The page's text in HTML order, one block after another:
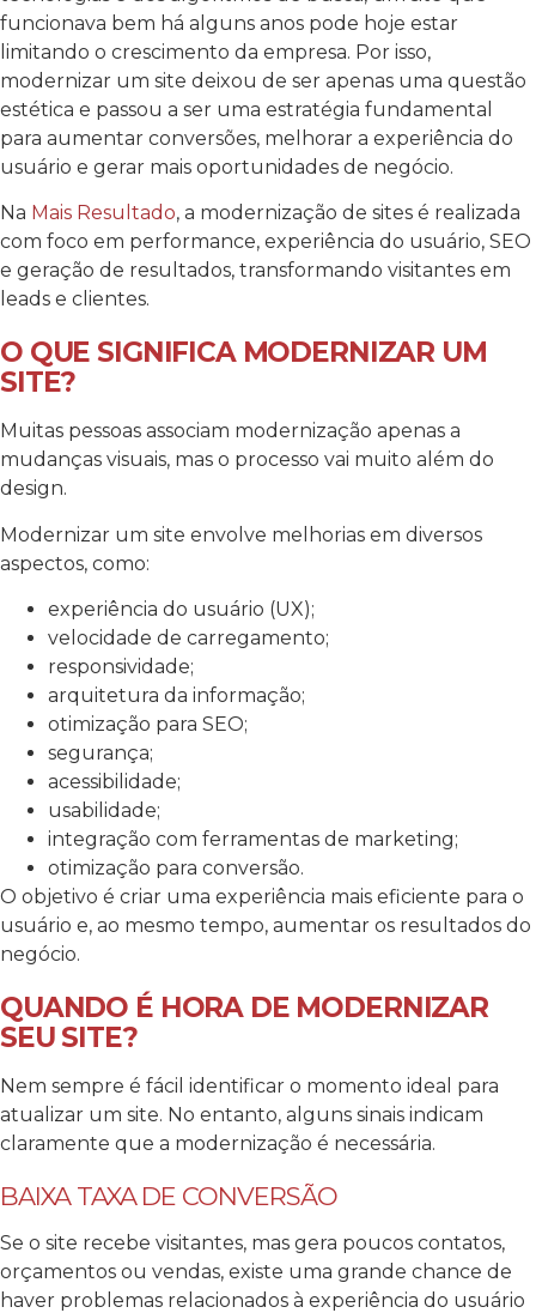
funcionava bem há alguns anos pode hoje estar
limitando o crescimento da empresa. Por isso,
modernizar um site deixou de ser apenas uma questão
estética e passou a ser uma estratégia fundamental
para aumentar conversões, melhorar a experiência do
usuário e gerar mais oportunidades de negócio.
Na Mais Resultado, a modernização de sites é realizada
com foco em performance, experiência do usuário, SEO
e geração de resultados, transformando visitantes em
leads e clientes.
O QUE SIGNIFICA MODERNIZAR UM
SITE?
Muitas pessoas associam modernização apenas a
mudanças visuais, mas o processo vai muito além do
design.
Modernizar um site envolve melhorias em diversos
aspectos, como:
experiência do usuário (UX);
velocidade de carregamento;
responsividade;
arquitetura da informação;
otimização para SEO;
segurança;
acessibilidade;
usabilidade;
integração com ferramentas de marketing;
otimização para conversão.
O objetivo é criar uma experiência mais eficiente para o
usuário e, ao mesmo tempo, aumentar os resultados do
negócio.
QUANDO É HORA DE MODERNIZAR
SEU SITE?
Nem sempre é fácil identificar o momento ideal para
atualizar um site. No entanto, alguns sinais indicam
claramente que a modernização é necessária.
BAIXA TAXA DE CONVERSÃO
Se o site recebe visitantes, mas gera poucos contatos,
orçamentos ou vendas, existe uma grande chance de
haver problemas relacionados à experiência do usuário